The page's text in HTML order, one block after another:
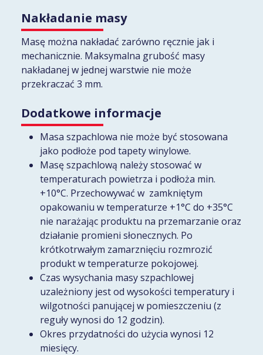
Nakładanie masy
Masę można nakładać zarówno ręcznie jak i
mechanicznie. Maksymalna grubość masy
nakładanej w jednej warstwie nie może
przekraczać 3 mm.
Dodatkowe informacje
Masa szpachlowa nie może być stosowana
jako podłoże pod tapety winylowe.
Masę szpachlową należy stosować w
temperaturach powietrza i podłoża min.
+10°C. Przechowywać w zamkniętym
opakowaniu w temperaturze +1°C do +35°C
nie narażając produktu na przemarzanie oraz
działanie promieni słonecznych. Po
krótkotrwałym zamarznięciu rozmrozić
produkt w temperaturze pokojowej.
Czas wysychania masy szpachlowej
uzależniony jest od wysokości temperatury i
wilgotności panującej w pomieszczeniu (z
reguły wynosi do 12 godzin).
Okres przydatności do użycia wynosi 12
miesięcy.